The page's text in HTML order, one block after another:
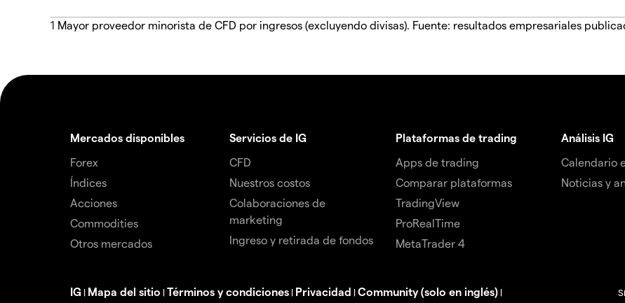
1 Mayor proveedor minorista de CFD por ingresos (excluyendo divisas). Fuente: resultados empresariales
Mercados disponibles
Forex
Índices
Acciones
Commodities
Otros mercados
Servicios de IG
CFD
Nuestros costos
Colaboraciones de
marketing
Ingreso y retirada de fondos
Plataformas de trading
Apps de trading
Comparar plataformas
TradingView
ProRealTime
MetaTrader 4
Análisis IG
Calendario
Noticias y
IG | Mapa del sitio | Términos y condiciones | Privacidad | Community (solo en inglés) |